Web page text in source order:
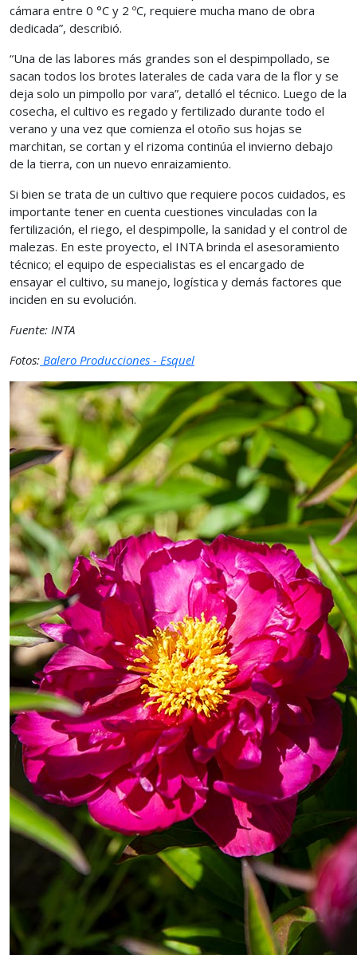
cámara entre 0 °C y 2 ºC, requiere mucha mano de obra
dedicada”, describió.
“Una de las labores más grandes son el despimpollado, se
sacan todos los brotes laterales de cada vara de la flor y se
deja solo un pimpollo por vara”, detalló el técnico. Luego de la
cosecha, el cultivo es regado y fertilizado durante todo el
verano y una vez que comienza el otoño sus hojas se
marchitan, se cortan y el rizoma continúa el invierno debajo
de la tierra, con un nuevo enraizamiento.
Si bien se trata de un cultivo que requiere pocos cuidados, es
importante tener en cuenta cuestiones vinculadas con la
fertilización, el riego, el despimpolle, la sanidad y el control de
malezas. En este proyecto, el INTA brinda el asesoramiento
técnico; el equipo de especialistas es el encargado de
ensayar el cultivo, su manejo, logística y demás factores que
inciden en su evolución.
Fuente: INTA
Fotos: Balero Producciones - Esquel